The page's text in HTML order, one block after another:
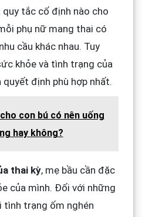
tắc cố định nào cho
phụ nữ mang thai có
cầu khác nhau. Tuy
khỏe và tình trạng của
định phù hợp nhất.
con bú có nên uống
hay không?
thai kỳ, mẹ bầu cần đặc
của mình. Đối với những
tình trạng ốm nghén